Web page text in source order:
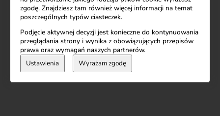
zgodę. Znajdziesz tam również więcej informacji na temat
poszczególnych typów ciasteczek.
Podjęcie aktywnej decyzji jest konieczne do kontynuowania
przeglądania strony i wynika z obowiązujących przepisów
prawa oraz wymagań naszych partnerów.
Ustawienia Wyrażam zgodę